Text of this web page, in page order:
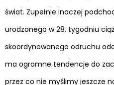
świat. Zupełnie inaczej
urodzonego w 28. tygodniu
skoordynowanego odruchu
ma ogromne tendencje do
przez co nie myślimy jeszcze